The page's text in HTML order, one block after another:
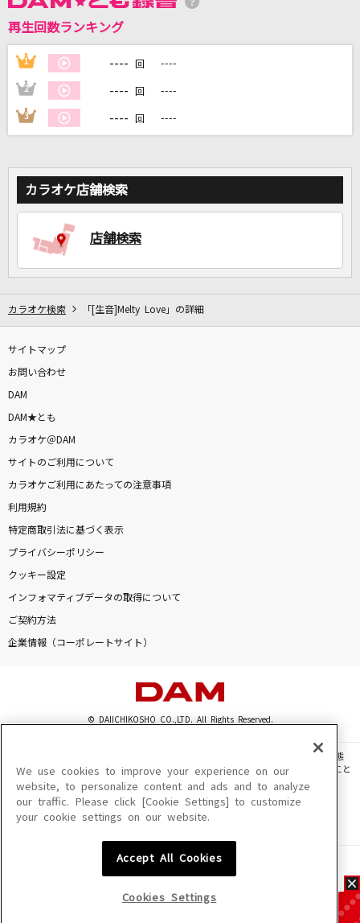
自宅でカラオケ歌い放題！
家族や友達と一緒に！練習にも！
再生回数ランキング
1 ---- 回 ----
2 ---- 回 ----
3 ---- 回 ----
カラオケ店舗検索
店舗検索
カラオケ検索 「[生音]Melty Love」の詳細
サイトマップ
お問い合わせ
DAM
DAM★とも
カラオケ＠DAM
サイトのご利用について
カラオケご利用にあたっての注意事項
利用規約
特定商取引法に基づく表示
プライバシーポリシー
クッキー設定
インフォマティブデータの取得について
ご契約方法
企業情報（コーポレートサイト）
© DAIICHIKOSHO CO.,LTD. All Rights Reserved.
このサイトに掲載されている一切の文章・画像・写真・動画・音声等を、手段や形態
を問わず、著作権法の定める範囲を超えて無断で複製、転載、ファイル化などすること
を禁じます。
楽曲及びコンテンツは、機種によりご利用いただけない場合があります。
楽曲及びコンテンツの配信日、配信内容が変更になる場合があります。
We use cookies to improve your experience on our
website, to personalize content and ads and to analyze
our traffic. Please click [Cookie Settings] to customize
your cookie settings on our website.
Accept All Cookies
Cookies Settings